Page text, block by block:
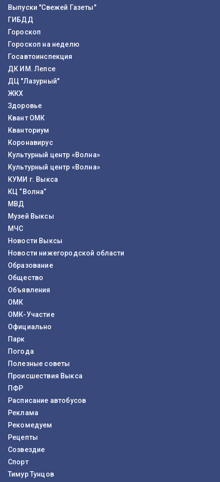
Выпуски "Свежей Газеты"
ГИБДД
Гороскоп
Гороскоп на неделю
Госавтоинспекция
ДК ИМ. Лепсе
ДЦ "Лазурный"
ЖКХ
Здоровье
Квант ОМК
Кванториум
Коронавирус
Культурный центр «Волна»
Культурный центр «Волна»
КУМИ г. Выкса
КЦ “Волна”
МВД
Музей Выксы
МЧС
Новости Выксы
Новости нижегородской области
Образование
Общество
Объявления
ОМК
ОМК-Участие
Официально
Парк
Погода
Полезные советы
Происшествия Выкса
ПФР
Расписание автобусов
Реклама
Рекомедуем
Рецепты
Созвездие
Спорт
Тимур Тунцов